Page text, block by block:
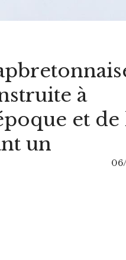
à
et de
un